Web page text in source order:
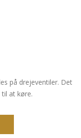
på drejeventiler. Det
at køre.